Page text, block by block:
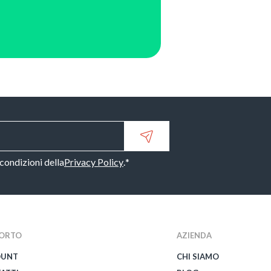
dellaPrivacy Policy.*
AZIENDA
CHI SIAMO